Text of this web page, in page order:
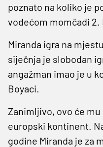
poznato na koliko je
vodećom momčadi 2.
Miranda igra na
siječnja je slobodan
angažman imao je u
Boyaci.
Zanimljivo, ovo će
europski kontinent.
godine Miranda je za